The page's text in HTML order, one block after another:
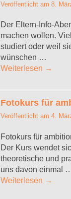
Veröffentlicht am 8.
Der Eltern-Info-
machen wollen.
studiert oder weil
wünschen …
Weiterlesen →
Fotokurs für
Veröffentlicht am 4.
Fotokurs für
Der Kurs wendet
theoretische und
uns davon einmal
Weiterlesen →